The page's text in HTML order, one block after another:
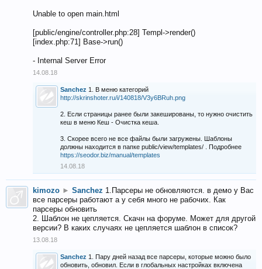
Unable to open main.html
[public/engine/controller.php:28] Templ->render()
[index.php:71] Base->run()
- Internal Server Error
14.08.18
Sanchez 1. В меню категорий
http://skrinshoter.ru/i/140818/V3y6BRuh.png
2. Если страницы ранее были закешированы, то нужно очистить
кеш в меню Кеш - Очистка кеша.
3. Скорее всего не все файлы были загружены. Шаблоны
должны находится в папке public/view/templates/ . Подробнее
https://seodor.biz/manual/templates
14.08.18
kimozo ► Sanchez 1.Парсеры не обновляются. в демо у Вас
все парсеры работают а у себя много не рабочих. Как
парсеры обновить
2. Шаблон не цепляется. Скачн на форуме. Может для другой
версии? В каких случаях не цепляется шаблон в список?
13.08.18
Sanchez 1. Пару дней назад все парсеры, которые можно было
обновить, обновил. Если в глобальных настройках включена